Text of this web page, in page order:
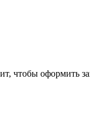
чтобы оформить